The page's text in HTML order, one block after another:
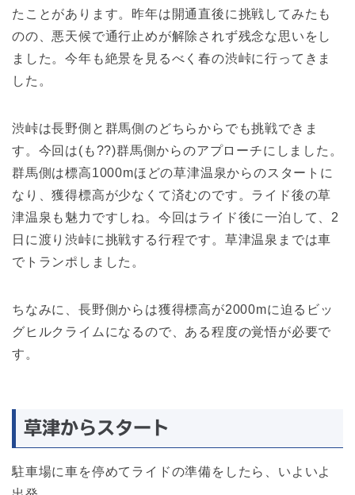
たことがあります。昨年は開通直後に挑戦してみたも
のの、悪天候で通行止めが解除されず残念な思いをし
ました。今年も絶景を見るべく春の渋峠に行ってきま
した。
渋峠は長野側と群馬側のどちらからでも挑戦できま
す。今回は(も??)群馬側からのアプローチにしました。
群馬側は標高1000mほどの草津温泉からのスタートに
なり、獲得標高が少なくて済むのです。ライド後の草
津温泉も魅力ですしね。今回はライド後に一泊して、2
日に渡り渋峠に挑戦する行程です。草津温泉までは車
でトランポしました。
ちなみに、長野側からは獲得標高が2000mに迫るビッ
グヒルクライムになるので、ある程度の覚悟が必要で
す。
草津からスタート
駐車場に車を停めてライドの準備をしたら、いよいよ